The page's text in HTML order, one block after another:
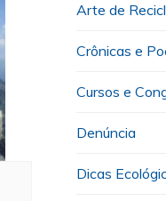
Arte de
Crônicas e
Cursos e
Denúncia
Dicas